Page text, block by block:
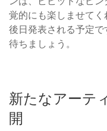
覚的にも楽しませてく
後日発表される予定
待ちましょう。
新たなアーテ
開